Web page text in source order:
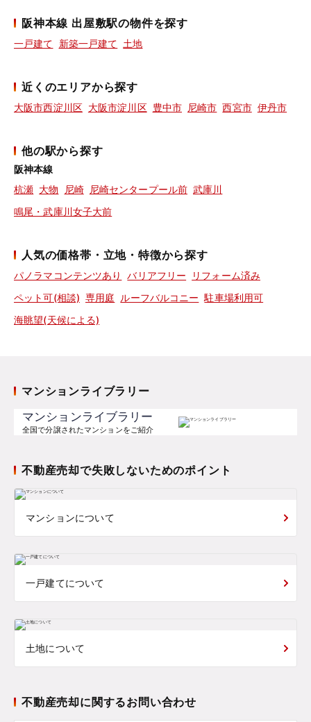
阪神本線 出屋敷駅の物件を探す
一戸建て 新築一戸建て 土地
近くのエリアから探す
大阪市西淀川区 大阪市淀川区 豊中市 尼崎市 西宮市 伊丹市
他の駅から探す
阪神本線
杭瀬 大物 尼崎 尼崎センタープール前 武庫川
鳴尾・武庫川女子大前
人気の価格帯・立地・特徴から探す
パノラマコンテンツあり バリアフリー
リフォーム済み
ペット可(相談) 専用庭 ルーフバルコニー 駐車場利用可
海眺望(天候による)
マンションライブラリー
マンションライブラリー
全国で分譲されたマンションをご紹介
不動産売却で失敗しないためのポイント
マンションについて
一戸建てについて
土地について
不動産売却に関するお問い合わせ